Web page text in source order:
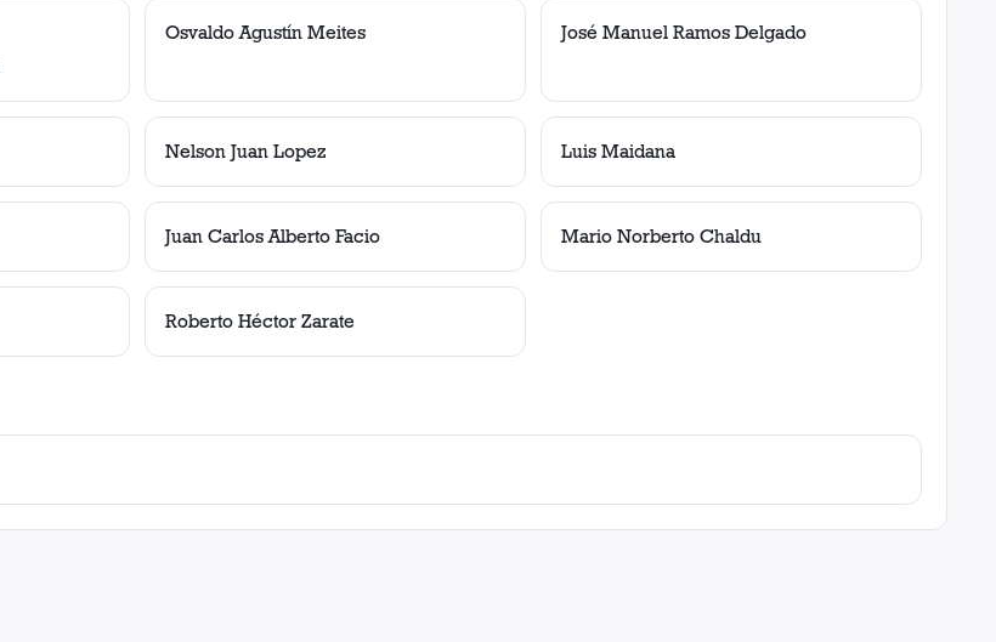
Osvaldo Agustín Meites José Manuel Ramos Delgado
Nelson Juan Lopez Luis Maidana
Juan Carlos Alberto Facio Mario Norberto Chaldu
Roberto Héctor Zarate